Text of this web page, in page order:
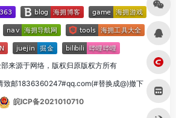
来源于网络，版权归原版权方所有
致邮1836360247#qq.com(#替换成@)撤下
皖ICP备2021010710